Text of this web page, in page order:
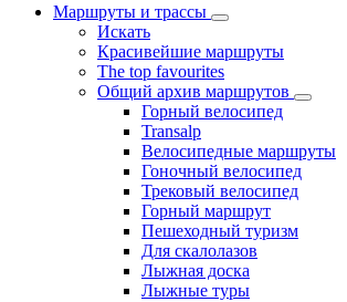
Маршруты и трассы
Искать
Красивейшие маршруты
The top favourites
Общий архив маршрутов
Горный велосипед
Transalp
Велосипедные маршруты
Гоночный велосипед
Трековый велосипед
Горный маршрут
Пешеходный туризм
Для скалолазов
Лыжная доска
Лыжные туры